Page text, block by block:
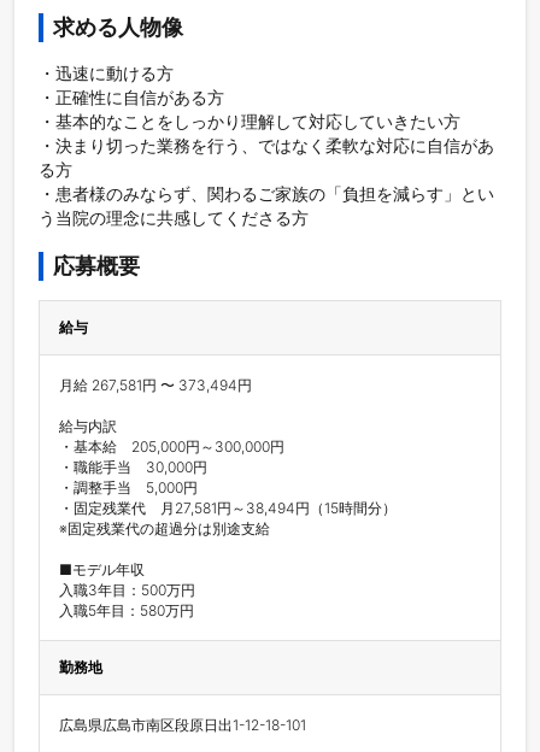
求める人物像
・迅速に動ける方
・正確性に自信がある方
・基本的なことをしっかり理解して対応していきたい方
・決まり切った業務を行う、ではなく柔軟な対応に自信があ
る方
・患者様のみならず、関わるご家族の「負担を減らす」とい
う当院の理念に共感してくださる方
応募概要
給与
月給 267,581円 〜 373,494円
給与内訳
・基本給　205,000円～300,000円
・職能手当　30,000円
・調整手当　5,000円
・固定残業代　月27,581円～38,494円（15時間分）
※固定残業代の超過分は別途支給
■モデル年収
入職3年目：500万円
入職5年目：580万円
勤務地
広島県広島市南区段原日出1-12-18-101